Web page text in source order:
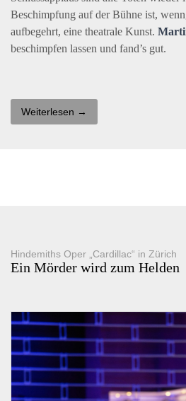
Beschimpfung auf der Bühne ist,
aufbegehrt, eine theatrale Kunst.
beschimpfen lassen und fand’s gut.
Weiterlesen →
Hindemiths Oper „Cardillac“ in Zürich
Ein Mörder wird zum Helden